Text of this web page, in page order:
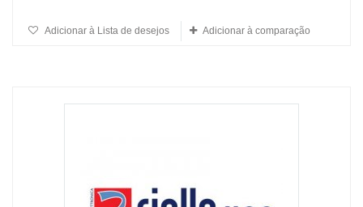
Adicionar à Lista de desejos Adicionar à comparação